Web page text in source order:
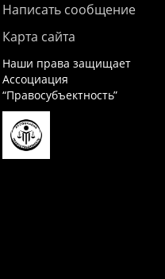
Написать сообщение
Карта сайта
Наши права защищает
Ассоциация
“Правосубъектность”